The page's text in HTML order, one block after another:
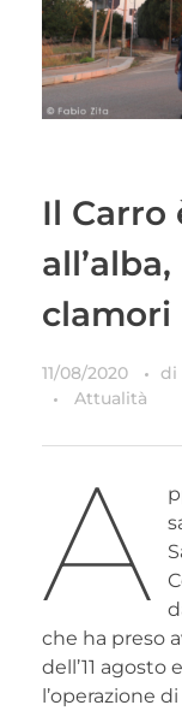
Il Carro
clamori
11/08/2020 di
Attualità
A
che ha preso
dell’11
l’operazione